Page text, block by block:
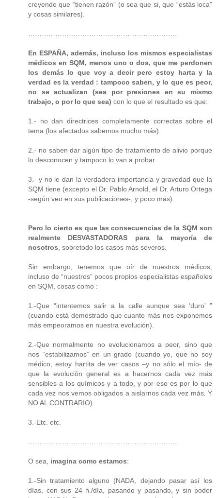
creyendo que “tienen razón” (o sea que si, que “estás loca”
y cosas similares).
En ESPAÑA, además, incluso los mismos especialistas
médicos en SQM, menos uno o dos, que me perdonen
los demás lo que voy a decir pero estoy harta y la
verdad es la verdad : tampoco saben, y lo que es peor,
no se actualizan (sea por presiones en su mismo
trabajo, o por lo que sea) con lo que el resultado es que:
1.- no dan directrices completamente correctas sobre el
tema (los afectados sabemos mucho más).
2.- no saben dar algún tipo de tratamiento de alivio porque
lo desconocen y tampoco lo van a probar.
3.- y no le dan la verdadera importancia y gravedad que la
SQM tiene (excepto el Dr. Pablo Arnold, el Dr. Arturo Ortega
-según veo en sus publicaciones-, y poco más).
Pero lo cierto es que las consecuencias de la SQM son
realmente DESVASTADORAS para la mayoría de
nosotros , sobretodo los casos más severos.
Sin embargo, tenemos que oír de nuestros médicos,
incluso de “nuestros” pocos propios especialistas españoles
en SQM, cosas como :
1.-Que “intentemos salir a la calle aunque sea ‘duro’ ”
(cuando está demostrado que cuanto más nos exponemos
más empeoramos en nuestra evolución).
2.-Que normalmente no evolucionamos a peor, sino que
nos “estabilizamos” en un grado (cuando yo, que no soy
médico, estoy hartita de ver casos –y no sólo el mío- de
que la evolución general es a hacernos cada vez más
sensibles a los químicos y a todo, y por eso es por lo que
cada vez nos vemos obligados a aislarnos cada vez más, Y
NO AL CONTRARIO).
3.-Etc. etc.
O sea, imagina como estamos:
1.-Sin tratamiento alguno (NADA, dejando pasar así los
días, con sus 24 h./día, pasando y pasando, y sin poder